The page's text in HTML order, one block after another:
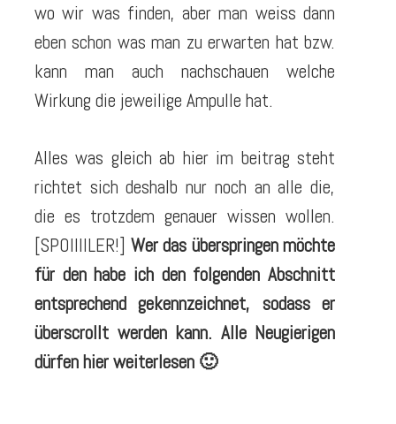
wo wir was finden, aber man weiss dann
eben schon was man zu erwarten hat bzw.
kann man auch nachschauen welche
Wirkung die jeweilige Ampulle hat.
Alles was gleich ab hier im beitrag steht
richtet sich deshalb nur noch an alle die,
die es trotzdem genauer wissen wollen.
[SPOIIIILER!] Wer das überspringen möchte
für den habe ich den folgenden Abschnitt
entsprechend gekennzeichnet, sodass er
überscrollt werden kann. Alle Neugierigen
dürfen hier weiterlesen 🙂